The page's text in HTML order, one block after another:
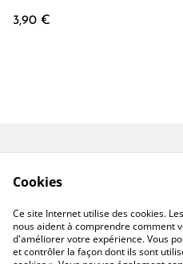
3,90 €
Cookies
Ce site Internet utilise des cookies.
nous aident à comprendre comment
d'améliorer votre expérience. Vous
et contrôler la façon dont ils sont